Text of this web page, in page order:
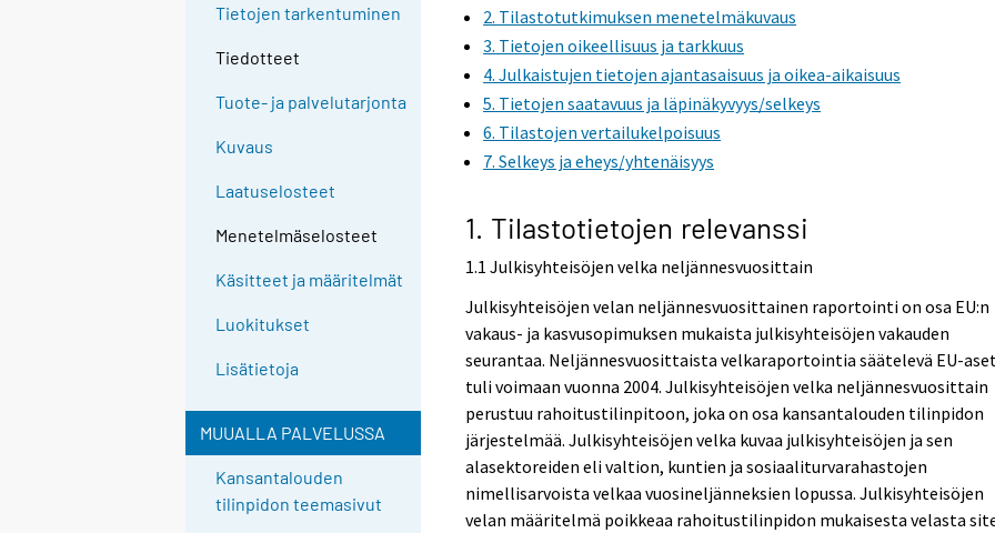
Tietojen tarkentuminen
Tiedotteet
Tuote- ja palvelutarjonta
Kuvaus
Laatuselosteet
Menetelmäselosteet
Käsitteet ja määritelmät
Luokitukset
Lisätietoja
MUUALLA PALVELUSSA
Kansantalouden
tilinpidon teemasivut
2. Tilastotutkimuksen menetelmäkuvaus
3. Tietojen oikeellisuus ja tarkkuus
4. Julkaistujen tietojen ajantasaisuus ja oikea-aikaisuus
5. Tietojen saatavuus ja läpinäkyvyys/selkeys
6. Tilastojen vertailukelpoisuus
7. Selkeys ja eheys/yhtenäisyys
1. Tilastotietojen relevanssi
1.1 Julkisyhteisöjen velka neljännesvuosittain
Julkisyhteisöjen velan neljännesvuosittainen raportointi on osa EU:n
vakaus- ja kasvusopimuksen mukaista julkisyhteisöjen vakauden
seurantaa. Neljännesvuosittaista velkaraportointia säätelevä EU-
tuli voimaan vuonna 2004. Julkisyhteisöjen velka neljännesvuosittain
perustuu rahoitustilinpitoon, joka on osa kansantalouden tilinpidon
järjestelmää. Julkisyhteisöjen velka kuvaa julkisyhteisöjen ja sen
alasektoreiden eli valtion, kuntien ja sosiaaliturvarahastojen
nimellisarvoista velkaa vuosineljänneksien lopussa. Julkisyhteisöjen
velan määritelmä poikkeaa rahoitustilinpidon mukaisesta velasta